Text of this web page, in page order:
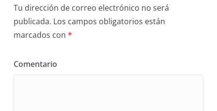
Tu dirección de correo electrónico no será
publicada. Los campos obligatorios están
marcados con*
Comentario